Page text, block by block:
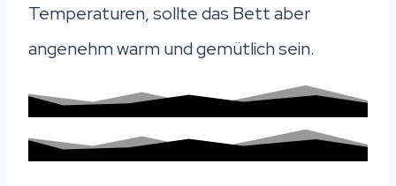
Temperaturen, sollte das Bett aber
angenehm warm und gemütlich sein.